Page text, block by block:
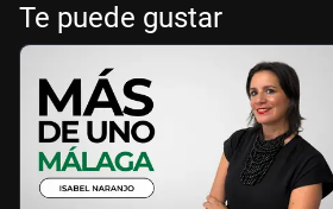
Te puede gustar